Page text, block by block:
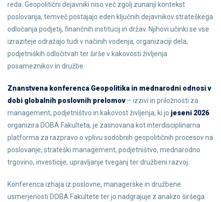
reda. Geopolitični dejavniki niso več zgolj zunanji kontekst
poslovanja, temveč postajajo eden ključnih dejavnikov strateškega
odločanja podjetij, finančnih institucij in držav. Njihovi učinki se vse
izraziteje odražajo tudi v načinih vodenja, organizaciji dela,
podjetniških odločitvah ter širše v kakovosti življenja
posameznikov in družbe.
Znanstvena konferenca Geopolitika in mednarodni odnosi v
dobi globalnih poslovnih prelomov– izzivi in priložnosti za
management, podjetništvo in kakovost življenja, ki jo jeseni 2026
organizira DOBA Fakulteta, je zasnovana kot interdisciplinarna
platforma za razpravo o vplivu sodobnih geopolitičnih procesov na
poslovanje, strateški management, podjetništvo, mednarodno
trgovino, investicije, upravljanje tveganj ter družbeni razvoj.
Konferenca izhaja iz poslovne, managerske in družbene
usmerjenosti DOBA Fakultete ter jo nadgrajuje z analizo širšega